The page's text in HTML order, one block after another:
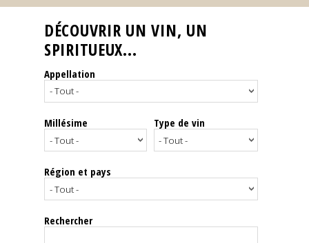
Reportages
Nos
Spiritueux
Notes
dégustation
DÉCOUVRIR UN VIN, UN
SPIRITUEUX...
Appellation
Millésime Type de vin
Région et pays
Rechercher